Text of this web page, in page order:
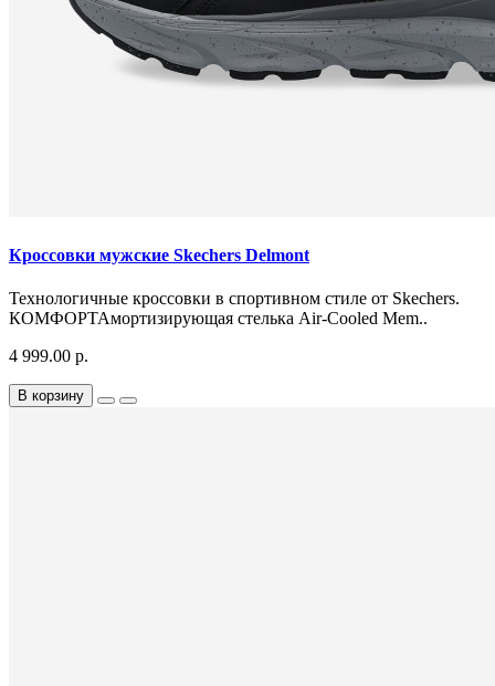
Кроссовки мужские Skechers Delmont
Технологичные кроссовки в спортивном стиле от Skechers.
КОМФОРТАмортизирующая стелька Air-Cooled Mem..
4 999.00 р.
В корзину